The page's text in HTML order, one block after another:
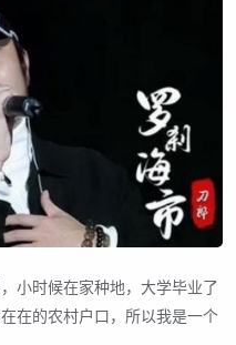
小时候在家种地，大学毕业了
在的农村户口，所以我是一个